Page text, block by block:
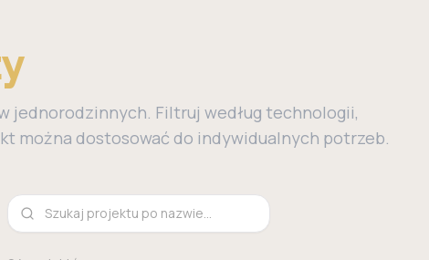
jednorodzinnych. Filtruj według technologii,
można dostosować do indywidualnych potrzeb.